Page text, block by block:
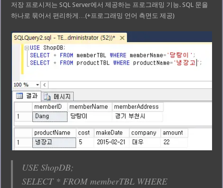
저장 프로시저는 SQL Server에서 제공하는 프로그래밍 기능. SQL 문을
하나로 묶어서 편리하게…(+프로그래밍 언어 측면도 제공)
USE ShopDB;
SELECT * FROM memberTBL WHERE